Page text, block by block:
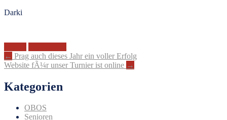
Darki
Artikel-
Navigation
← Prag auch dieses Jahr ein voller Erfolg
Website fÃ¼r unser Turnier ist online →
Kategorien
OBOS
Senioren